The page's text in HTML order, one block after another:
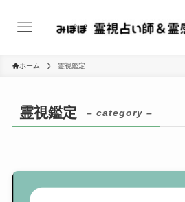
ホーム 霊視鑑定
霊視鑑定 – category –